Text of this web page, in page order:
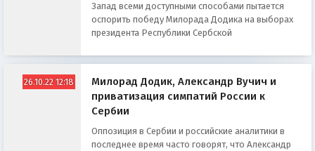
Запад всеми доступными способами пытается
оспорить победу Милорада Додика на выборах
президента Республики Сербской
26.10.22 12:18
Милорад Додик, Александр Вучич и
приватизация симпатий России к
Сербии
Оппозиция в Сербии и российские аналитики в
последнее время часто говорят, что Александр